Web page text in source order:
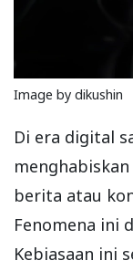
Image by dikushin
Di era digital
berita atau
Fenomena ini
Kebiasaan ini